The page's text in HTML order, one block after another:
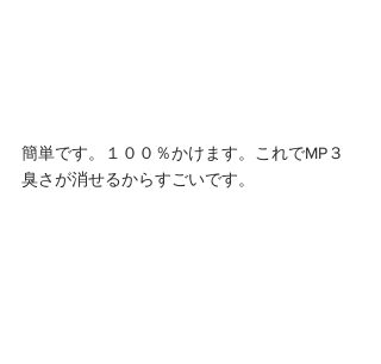
簡単です。１００％かけます。これでMP３
臭さが消せるからすごいです。